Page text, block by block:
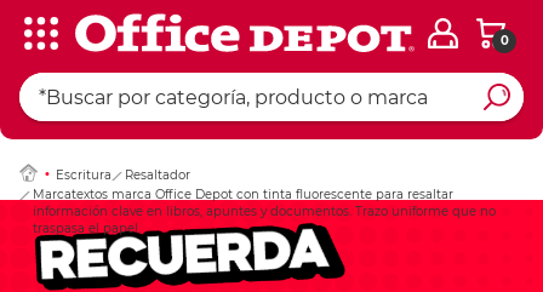
0
Escritura
Resaltador
Marcatextos marca Office Depot con tinta fluorescente para resaltar
información clave en libros, apuntes y documentos. Trazo uniforme que no
traspasa el papel.
Ingresar Codigo